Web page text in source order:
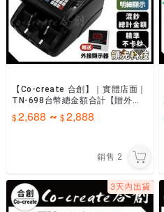
【Co-create 合創】｜實體店面｜
TN-698台幣總金額合計【贈外顯
器+每種鈔票明細顯示】驗鈔機/點
鈔機/數鈔機
2,688 ~ 2,888
銷售 2